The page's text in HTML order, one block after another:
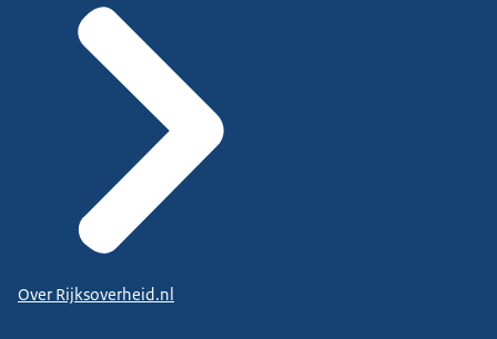
Over Rijksoverheid.nl